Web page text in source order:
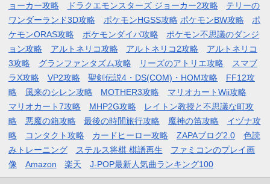
ョーカー攻略
ドラクエモンスターズ ジョーカー2攻略
テリーの
ワンダーランド3D攻略
ポケモンHGSS攻略 ポケモンBW攻略
ポ
ケモンORAS攻略
ポケモンダイパ攻略
ポケモン不思議のダンジ
ョン攻略
アルトネリコ攻略 アルトネリコ2攻略
アルトネリコ
3攻略
グランファンタズム攻略 リーズのアトリエ攻略
スマブ
ラX攻略
VP2攻略 聖剣伝説4・DS(COM)・HOM攻略
FF12攻
略
風来のシレン攻略 MOTHER3攻略
マリオカートWii攻略
マリオカート7攻略
MHP2G攻略
レイトン教授と不思議な町攻
略
悪魔の箱攻略 最後の時間旅行攻略 魔神の笛攻略
イヅナ攻
略
コンタクト攻略 カードヒーロー攻略 ZAPAブログ2.0
色読
みトレーニング
ステルス将棋 棋譜再生
ファミコンのプレイ画
像
Amazon 楽天 J-POP最新人気曲ランキング100